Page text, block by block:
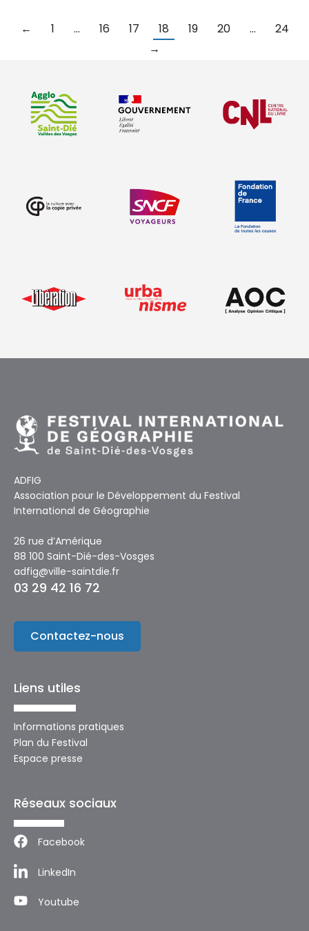
← 1 … 16 17 18 19 20 …
24
→
ADFIG
Association pour le Développement du Festival
International de Géographie
26 rue d’Amérique
88 100 Saint-Dié-des-Vosges
adfig@ville-saintdie.fr
03 29 42 16 72
Contactez-nous
Liens utiles
Informations pratiques
Plan du Festival
Espace presse
Réseaux sociaux
Facebook
LinkedIn
Youtube